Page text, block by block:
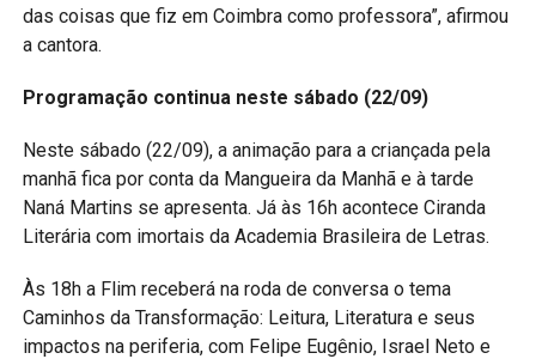
das coisas que fiz em Coimbra como professora”, afirmou
a cantora.
Programação continua neste sábado (22/09)
Neste sábado (22/09), a animação para a criançada pela
manhã fica por conta da Mangueira da Manhã e à tarde
Naná Martins se apresenta. Já às 16h acontece Ciranda
Literária com imortais da Academia Brasileira de Letras.
Às 18h a Flim receberá na roda de conversa o tema
Caminhos da Transformação: Leitura, Literatura e seus
impactos na periferia, com Felipe Eugênio, Israel Neto e